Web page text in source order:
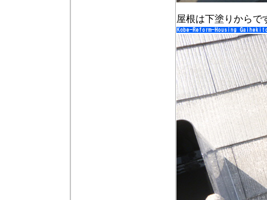
屋根は下塗りからで